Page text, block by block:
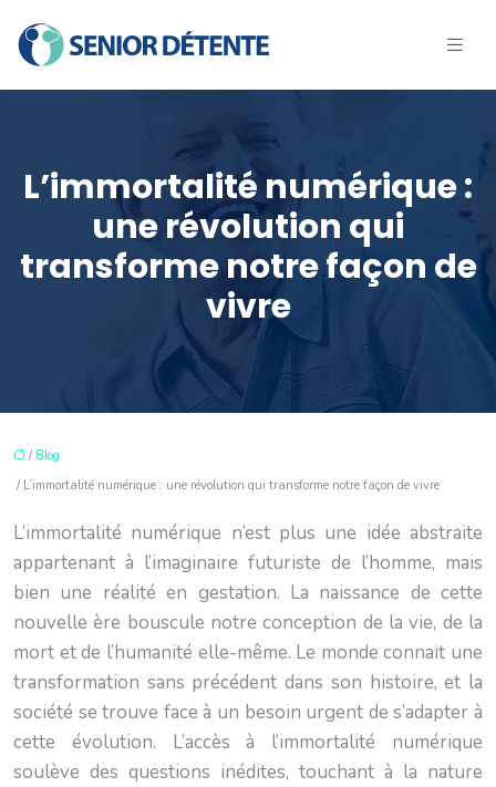
L’immortalité numérique :
une révolution qui
transforme notre façon de
vivre
/ Blog
/ L’immortalité numérique : une révolution qui transforme notre façon de vivre
L’immortalité numérique n’est plus une idée abstraite
appartenant à l’imaginaire futuriste de l’homme, mais
bien une réalité en gestation. La naissance de cette
nouvelle ère bouscule notre conception de la vie, de la
mort et de l’humanité elle-même. Le monde connait une
transformation sans précédent dans son histoire, et la
société se trouve face à un besoin urgent de s’adapter à
cette évolution. L’accès à l’immortalité numérique
soulève des questions inédites, touchant à la nature